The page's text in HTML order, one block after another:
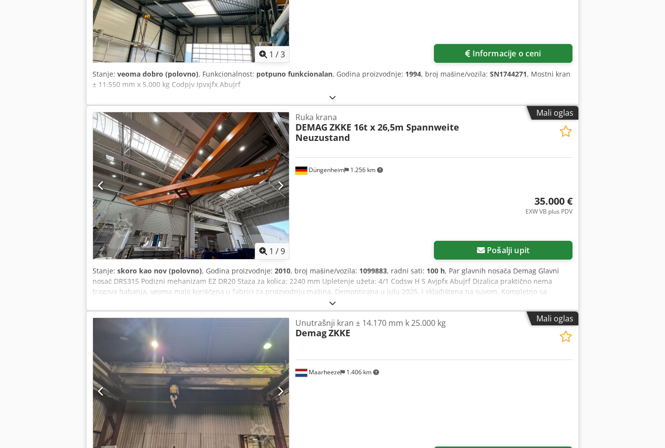
1 /3 Informacije o ceni
Stanje: veoma dobro (polovno), Funkcionalnost: potpuno funkcionalan, Godina proizvodnje: 1994, broj mašine/vozila: SN1744271, Mostni kran
± 11.550 mm x 5.000 kg Codpjv Ipvxjfx Abujrf
Mali oglas
1 /9
Düngenheim 1.256 km
Ruka krana
DEMAG ZKKE 16t x 26,5m Spannweite
Neuzustand
35.000 €
EXW VB plus PDV
Pošalji upit
Stanje: skoro kao nov (polovno), Godina proizvodnje: 2010, broj mašine/vozila: 1099883, radni sati: 100 h, Par glavnih nosača Demag Glavni
nosač DRS315 Podizni mehanizam EZ DR20 Staza za kolica: 2240 mm Upletenje užeta: 4/1 Codsw H S Avjpfx Abujrf Dizalica praktično nema
tragova habanja, veoma malo korišćena u fabrici za proizvodnju mašina. Demontirana u julu 2025. i skladištena na suvom. Kompletno sa
dokumentacijom i HBC Spectrum daljinskim upravljačem. Svi pokreti su sa frekventnim regulatorima! Prilagođavanja se mogu ponuditi posebno.
Mali oglas
Maarheeze 1.406 km
Unutrašnji kran ± 14.170 mm k 25.000 kg
DemagZKKE